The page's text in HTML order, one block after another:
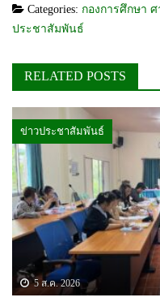
Categories: กองการศึกษา
ประชาสัมพันธ์
RELATED POSTS
ข่าวประชาสัมพันธ์
5 ส.ค. 2026